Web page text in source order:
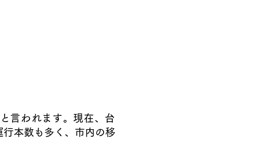
と言われます。現在、台
本数も多く、市内の移